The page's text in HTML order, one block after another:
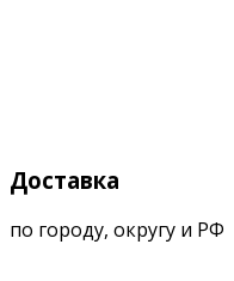
Доставка
по городу, округу и РФ